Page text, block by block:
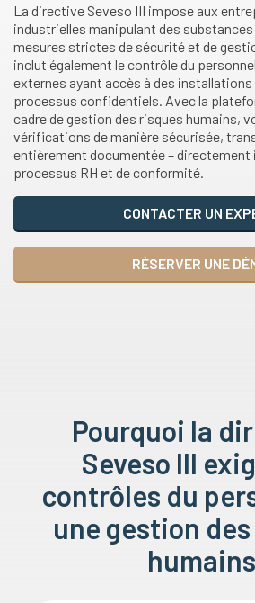
La directive Seveso III impose aux
industrielles manipulant des substances
mesures strictes de sécurité et de
inclut également le contrôle du
externes ayant accès à des installations
processus confidentiels. Avec la
cadre de gestion des risques humains,
vérifications de manière sécurisée,
entièrement documentée – directement
processus RH et de conformité.
CONTACTER UN
RÉSERVER UNE
Pourquoi la
Seveso III
contrôles du
une gestion
humains